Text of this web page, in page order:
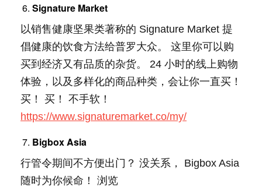
Signature Market
以销售健康坚果类著称的 Signature Market 提
倡健康的饮食方法给普罗大众。 这里你可以购
买到经济又有品质的杂货。 24 小时的线上购物
体验，以及多样化的商品种类，会让你一直买！
买！ 买！ 不手软！
https://www.signaturemarket.co/my/
Bigbox Asia
行管令期间不方便出门？ 没关系， Bigbox Asia
随时为你候命！ 浏览